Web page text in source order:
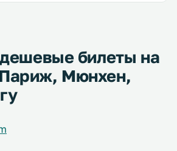
билеты на
Мюнхен,